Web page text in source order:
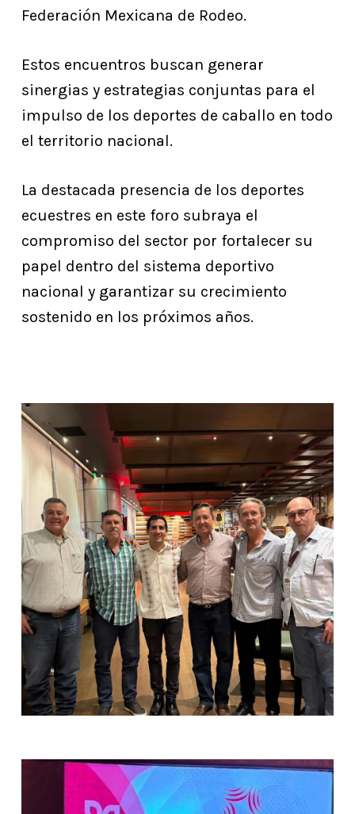
Federación Mexicana de Rodeo.
Estos encuentros buscan generar
sinergias y estrategias conjuntas para el
impulso de los deportes de caballo en todo
el territorio nacional.
La destacada presencia de los deportes
ecuestres en este foro subraya el
compromiso del sector por fortalecer su
papel dentro del sistema deportivo
nacional y garantizar su crecimiento
sostenido en los próximos años.